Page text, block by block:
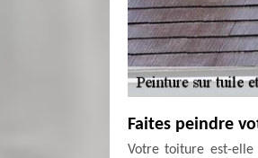
Faites peindre
Votre toiture est-elle